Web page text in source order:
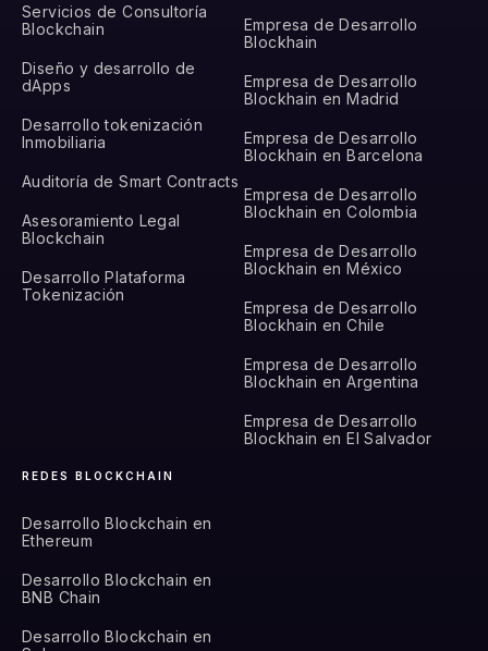
Servicios de Consultoría
Blockchain
Diseño y desarrollo de
dApps
Desarrollo tokenización
Inmobiliaria
Auditoría de Smart Contracts
Asesoramiento Legal
Blockchain
Desarrollo Plataforma
Tokenización
Empresa de Desarrollo
Blockhain
Empresa de Desarrollo
Blockhain en Madrid
Empresa de Desarrollo
Blockhain en Barcelona
Empresa de Desarrollo
Blockhain en Colombia
Empresa de Desarrollo
Blockhain en México
Empresa de Desarrollo
Blockhain en Chile
Empresa de Desarrollo
Blockhain en Argentina
Empresa de Desarrollo
Blockhain en El Salvador
REDES BLOCKCHAIN
Desarrollo Blockchain en
Ethereum
Desarrollo Blockchain en
BNB Chain
Desarrollo Blockchain en